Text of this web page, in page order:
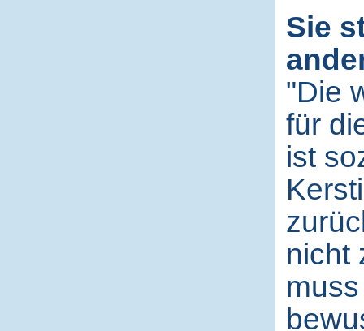
Sie
"Die
für
ist
nicht